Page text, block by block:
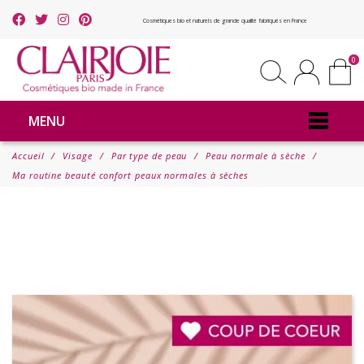
Cosmétiques bio et naturels de grande qualité fabriqués en France
0
MENU
Accueil Visage Par type de peau
Peau normale à sèche
Ma routine beauté confort peaux normales à sèches